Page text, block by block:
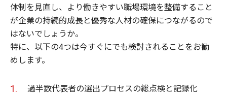
体制を見直し、より働きやすい職場環境を整備すること
が企業の持続的成長と優秀な人材の確保につながるので
はないでしょうか。
特に、以下の4つは今すぐにでも検討されることをお勧
めします。
過半数代表者の選出プロセスの総点検と記録化